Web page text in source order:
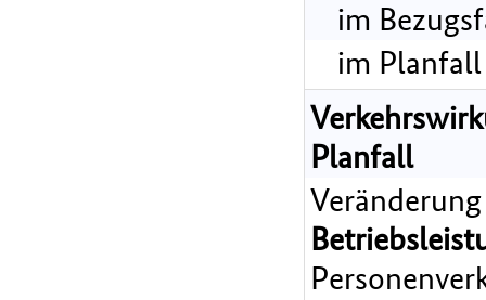
im
im Planfall
Planfall